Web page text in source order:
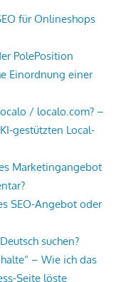
für Onlineshops
PolePosition
Einordnung einer
/ localo.com? –
gestützten Local-
Marketingangebot
SEO-Angebot oder
suchen?
– Wie ich das
Seite löste